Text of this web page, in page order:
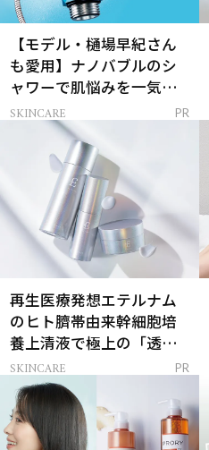
【モデル・樋場早紀さん
も愛用】ナノバブルのシ
ャワーで肌悩みを一気に
解決
SKINCARE PR
再生医療発想エテルナム
のヒト臍帯由来幹細胞培
養上清液で極上の「透明
感ハリ肌」へ
SKINCARE PR